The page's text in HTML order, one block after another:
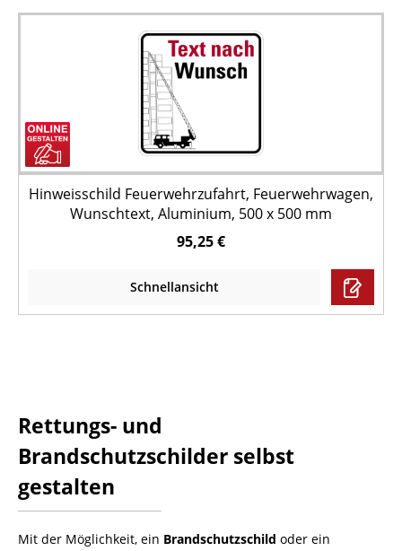
Hinweisschild Feuerwehrzufahrt, Feuerwehrwagen,
Wunschtext, Aluminium, 500 x 500 mm
95,25 €
Schnellansicht
Rettungs- und
Brandschutzschilder selbst
gestalten
Mit der Möglichkeit, ein Brandschutzschild oder ein